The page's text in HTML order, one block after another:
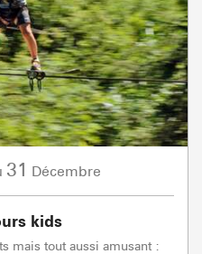
31 Décembre
kids
mais tout aussi amusant :